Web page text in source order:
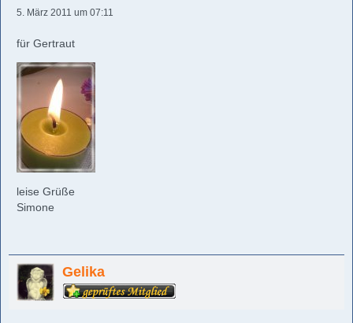
5. März 2011 um 07:11
für Gertraut
leise Grüße
Simone
Gelika